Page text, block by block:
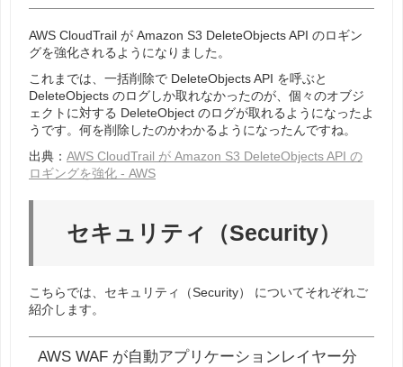
AWS CloudTrail が Amazon S3 DeleteObjects API のロギン
グを強化されるようになりました。
これまでは、一括削除で DeleteObjects API を呼ぶと
DeleteObjects のログしか取れなかったのが、個々のオブジ
ェクトに対する DeleteObject のログが取れるようになったよ
うです。何を削除したのかわかるようになったんですね。
出典： AWS CloudTrail が Amazon S3 DeleteObjects API の
ロギングを強化 - AWS
セキュリティ（Security）
こちらでは、 セキュリティ（Security）
についてそれぞれご
紹介します。
AWS WAF が自動アプリケーションレイヤー分